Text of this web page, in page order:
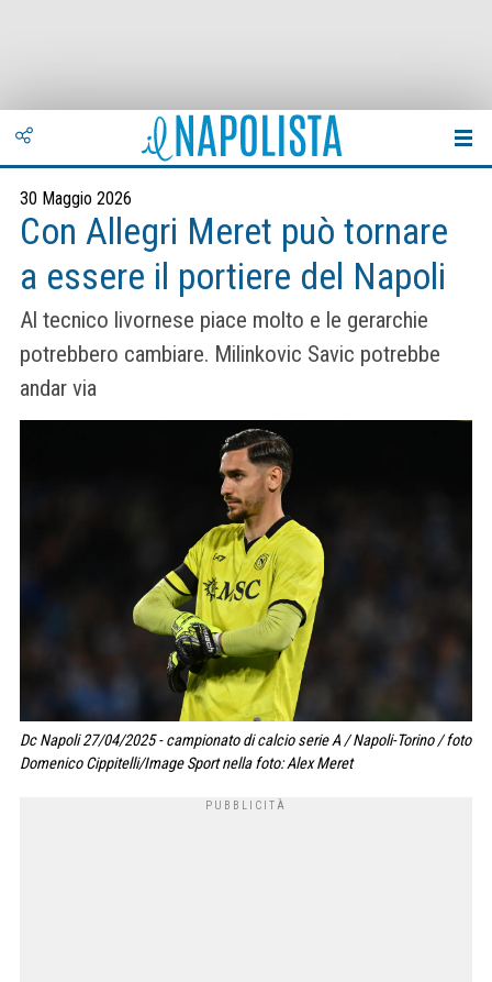
30 Maggio 2026
Con Allegri Meret può tornare
a essere il portiere del Napoli
Al tecnico livornese piace molto e le gerarchie
potrebbero cambiare. Milinkovic Savic potrebbe
andar via
Dc Napoli 27/04/2025 - campionato di calcio serie A / Napoli-Torino / foto
Domenico Cippitelli/Image Sport nella foto: Alex Meret